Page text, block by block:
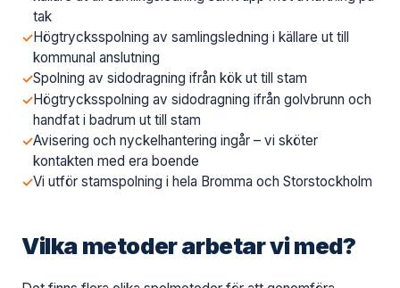
tak
Högtrycksspolning av samlingsledning i källare ut till
kommunal anslutning
Spolning av sidodragning ifrån kök ut till stam
Högtrycksspolning av sidodragning ifrån golvbrunn och
handfat i badrum ut till stam
Avisering och nyckelhantering ingår – vi sköter
kontakten med era boende
Vi utför stamspolning i hela Bromma och Storstockholm
Vilka metoder arbetar vi med?